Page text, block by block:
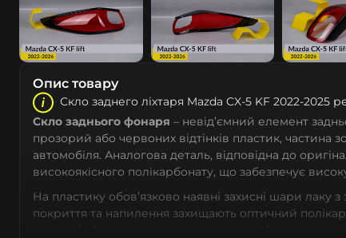
Опис товару
Скло заднего ліхтаря Mazda CX-5 KF 2022-2025
Скло заднього фонаря – невід’ємний елемент
прозорий або червоних відтінків пластик, частина
автомобіля. Аналогова деталь, відповідна до
високоякісного полікарбонату, що забезпечує
На пластику обов’язково наявні захисні шари лаку
покриття та напилення захищають оптичний
променів (включно з сонячним випромінюванням,